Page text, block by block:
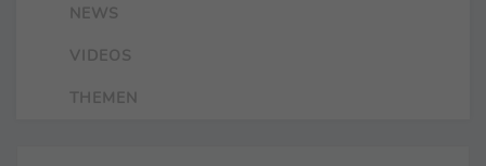
NEWS
VIDEOS
THEMEN